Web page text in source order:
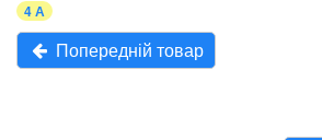
4 А
Попередній товар